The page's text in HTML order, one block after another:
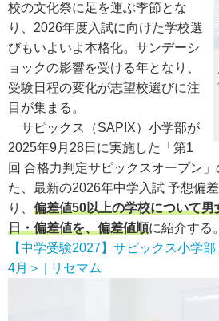
校の文化祭に足を運ぶ季節とな
り、2026年度入試に向けた学校選
びもいよいよ本格化。サンデーシ
ョックの影響を受ける年となり、
受験日程の変化が志望校選びに注
目が集まる。
サピックス（SAPIX）小学部が
2025年9月28日に実施した「第1
回 合格力判定サピックスオープン
た、最新の2026年中学入試 予想偏
り、 偏差値50以上の学校について
日・偏差値を、偏差値順に紹介する。
【中学受験2027】サピックス小学
4月＞ | リセマム